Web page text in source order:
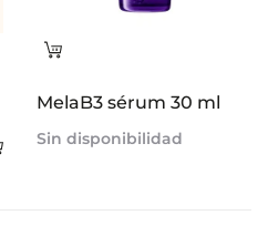
Añadir
Leer
MelaB3 sérum 30 ml
Sin disponibilidad